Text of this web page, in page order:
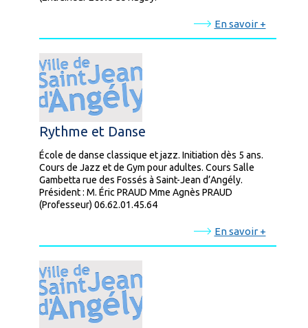
En savoir +
Rythme et Danse
École de danse classique et jazz. Initiation dès 5 ans.
Cours de Jazz et de Gym pour adultes. Cours Salle
Gambetta rue des Fossés à Saint-Jean d’Angély.
Président : M. Éric PRAUD Mme Agnès PRAUD
(Professeur) 06.62.01.45.64
En savoir +